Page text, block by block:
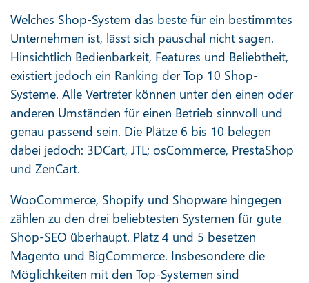
Welches Shop-System das beste für ein bestimmtes
Unternehmen ist, lässt sich pauschal nicht sagen.
Hinsichtlich Bedienbarkeit, Features und Beliebtheit,
existiert jedoch ein Ranking der Top 10 Shop-
Systeme. Alle Vertreter können unter den einen oder
anderen Umständen für einen Betrieb sinnvoll und
genau passend sein. Die Plätze 6 bis 10 belegen
dabei jedoch: 3DCart, JTL; osCommerce, PrestaShop
und ZenCart.
WooCommerce, Shopify und Shopware hingegen
zählen zu den drei beliebtesten Systemen für gute
Shop-SEO überhaupt. Platz 4 und 5 besetzen
Magento und BigCommerce. Insbesondere die
Möglichkeiten mit den Top-Systemen sind